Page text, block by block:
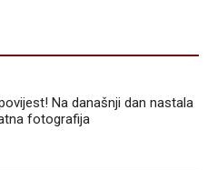
Na današnji dan nastala
fotografija